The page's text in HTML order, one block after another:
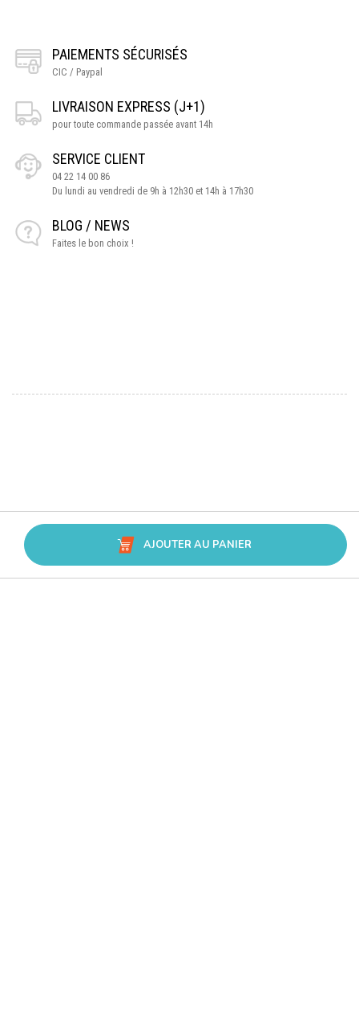
AJOUTER AU PANIER
PAIEMENTS SÉCURISÉS
CIC / Paypal
LIVRAISON EXPRESS (J+1)
pour toute commande passée avant 14h
SERVICE CLIENT
04 22 14 00 86
Du lundi au vendredi de 9h à 12h30 et 14h à 17h30
BLOG / NEWS
Faites le bon choix !